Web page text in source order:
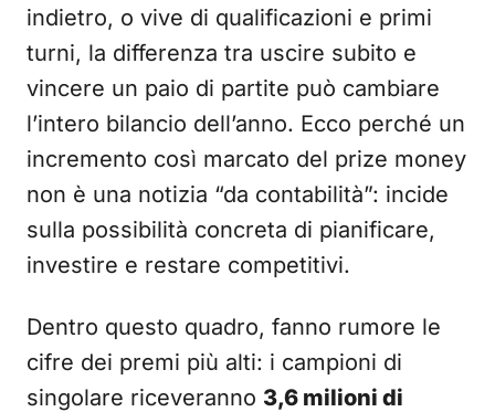
indietro, o vive di qualificazioni e primi
turni, la differenza tra uscire subito e
vincere un paio di partite può cambiare
l’intero bilancio dell’anno. Ecco perché un
incremento così marcato del prize money
non è una notizia “da contabilità”: incide
sulla possibilità concreta di pianificare,
investire e restare competitivi.
Dentro questo quadro, fanno rumore le
cifre dei premi più alti: i campioni di
singolare riceveranno 3,6 milioni di